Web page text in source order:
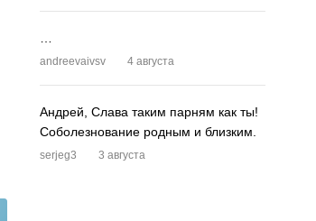
andreevaivsv 4 августа
Андрей, Слава таким парням как ты!
Соболезнование родным и близким.
serjeg3 3 августа